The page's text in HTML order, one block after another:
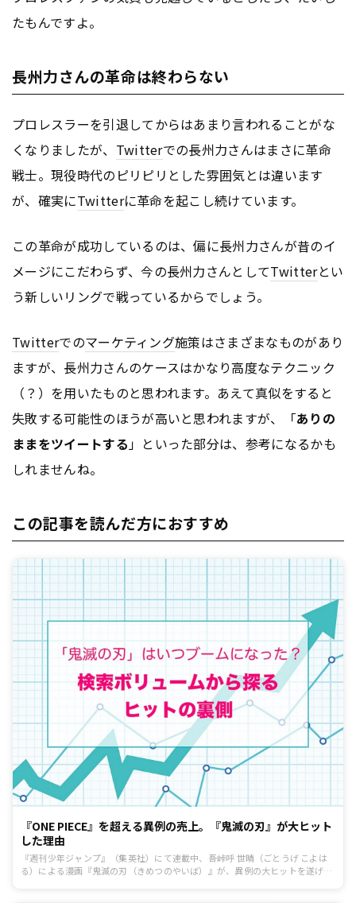
たもんですよ。
長州力さんの革命は終わらない
プロレスラーを引退してからはあまり言われることがな
くなりましたが、 Twitterでの長州力さんはまさに革命
戦士。現役時代のピリピリとした雰囲気とは違います
が、確実にTwitterに革命を起こし続けています。
この革命が成功しているのは、偏に長州力さんが昔のイ
メージにこだわらず、今の長州力さんとしてTwitterとい
う新しいリングで戦っているからでしょう。
Twitterでのマーケティング施策はさまざまなものがあり
ますが、長州力さんのケースはかなり高度なテクニック
（？）を用いたものと思われます。あえて真似をすると
失敗する可能性のほうが高いと思われますが、「ありの
ままをツイートする」といった部分は、参考になるかも
しれませんね。
この記事を読んだ方におすすめ
『ONE PIECE』を超える異例の売上。『鬼滅の刃』が大ヒット
した理由
『週刊少年ジャンプ』（集英社）にて連載中、吾峠呼 世晴（ごとうげ こよは
る）による漫画『鬼滅の刃（きめつのやいば）』が、異例の大ヒットを遂げて